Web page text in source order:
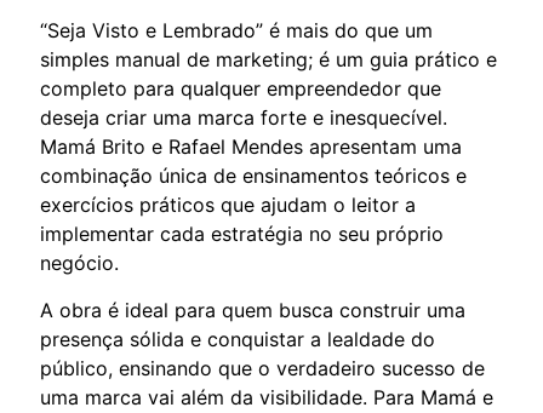
“Seja Visto e Lembrado” é mais do que um
simples manual de marketing; é um guia prático e
completo para qualquer empreendedor que
deseja criar uma marca forte e inesquecível.
Mamá Brito e Rafael Mendes apresentam uma
combinação única de ensinamentos teóricos e
exercícios práticos que ajudam o leitor a
implementar cada estratégia no seu próprio
negócio.
A obra é ideal para quem busca construir uma
presença sólida e conquistar a lealdade do
público, ensinando que o verdadeiro sucesso de
uma marca vai além da visibilidade. Para Mamá e